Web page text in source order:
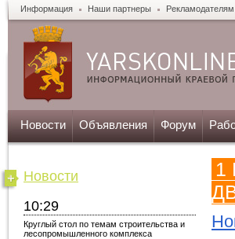
Информация Наши партнеры Рекламодателям
Новости Объявления Форум
Новости
10:29
Круглый стол по темам строительства и
лесопромышленного комплекса
1